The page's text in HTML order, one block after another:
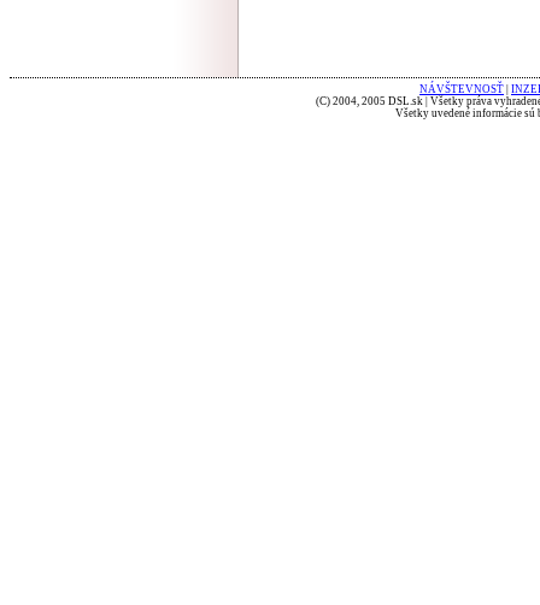
NÁVŠTEVNOSŤ
(C) 2004, 2005 DSL.sk | Všetky práva
Všetky uvedené informácie sú